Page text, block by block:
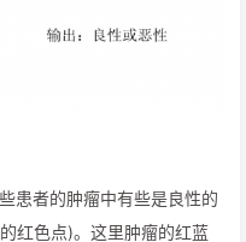
患者的肿瘤中有些是良性的
红色点)。这里肿瘤的红蓝